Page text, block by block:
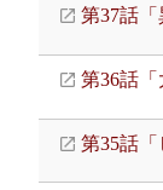
第37話「
第36話「
第35話「